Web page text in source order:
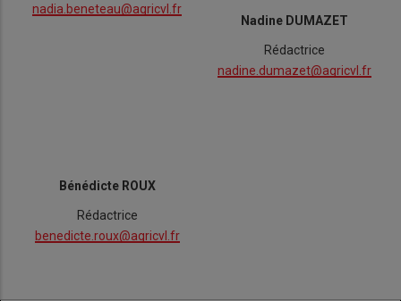
nadia.beneteau@agricvl.fr
Nadine DUMAZET
Rédactrice
nadine.dumazet@agricvl.fr
Bénédicte ROUX
Rédactrice
benedicte.roux@agricvl.fr